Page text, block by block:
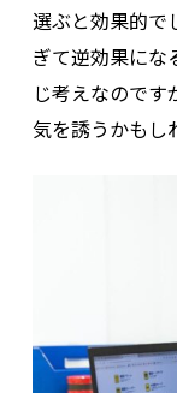
選ぶと効果的で
ぎて逆効果にな
じ考えなので
気を誘うかもし